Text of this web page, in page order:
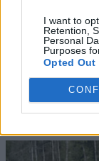
I want to
Retention,
Personal
Purposes
Opted Out